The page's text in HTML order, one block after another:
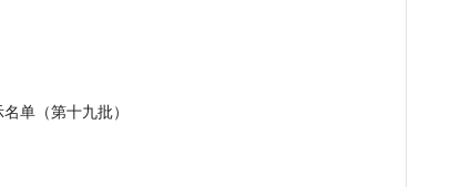
单（第十九批）